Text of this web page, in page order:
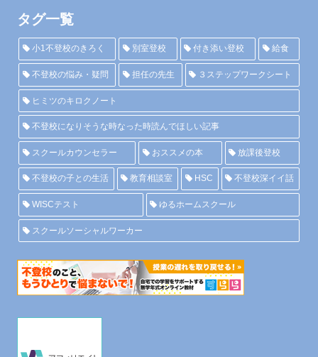
タグ一覧
小1不登校のきろく 別室登校 付き添い登校 給食
不登校の悩み・疑問 担任の先生 ３ステップワークシート
ヒミツのキロクノート
不登校になりそうな時なった時読んでほしい記事
スクールカウンセラー おススメの本 放課後登校
不登校の子との生活 教育相談室 HSC 不登校深イイ話
WISCテスト ゆるホームスクール
スクールソーシャルワーカー